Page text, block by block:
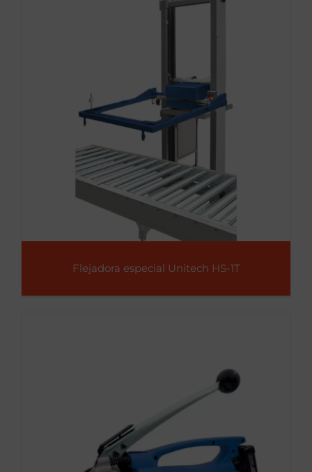
Flejadora especial Unitech HS-1T
Flejadora especial Unitech HS-1T
Flejadora manual OR-T 55